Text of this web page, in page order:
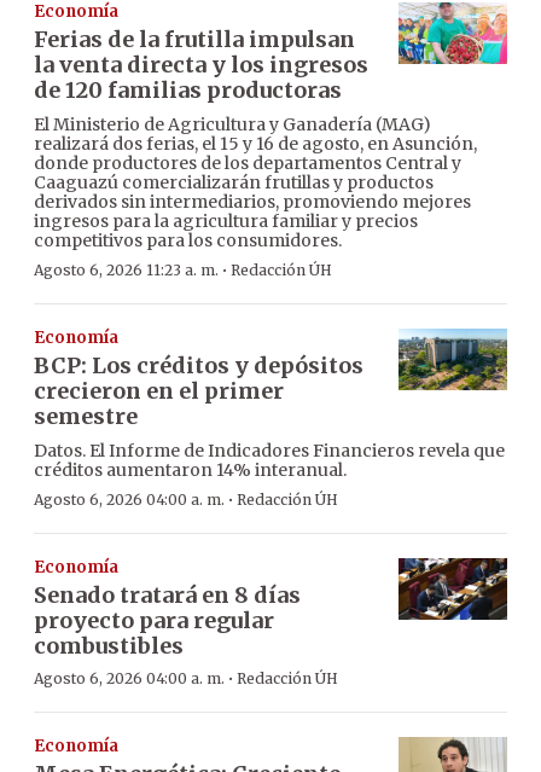
Economía
Ferias de la frutilla impulsan
la venta directa y los ingresos
de 120 familias productoras
El Ministerio de Agricultura y Ganadería (MAG)
realizará dos ferias, el 15 y 16 de agosto, en Asunción,
donde productores de los departamentos Central y
Caaguazú comercializarán frutillas y productos
derivados sin intermediarios, promoviendo mejores
ingresos para la agricultura familiar y precios
competitivos para los consumidores.
Agosto 6, 2026 11:23 a. m. · Redacción ÚH
Economía
BCP: Los créditos y depósitos
crecieron en el primer
semestre
Datos. El Informe de Indicadores Financieros revela que
créditos aumentaron 14% interanual.
Agosto 6, 2026 04:00 a. m. · Redacción ÚH
Economía
Senado tratará en 8 días
proyecto para regular
combustibles
Agosto 6, 2026 04:00 a. m. · Redacción ÚH
Economía